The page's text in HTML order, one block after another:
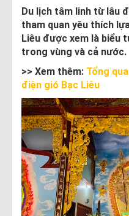
Du lịch tâm linh từ lâu
tham quan yêu thích
Liêu được xem là biểu
trong vùng và cả nước.
>> Xem thêm: Tổng
điện gió Bạc Liêu​